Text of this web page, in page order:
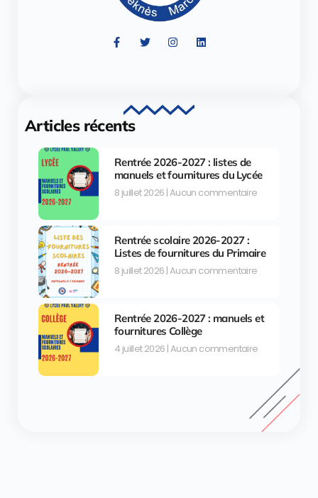
Articles récents
Rentrée 2026-2027 : listes de
manuels et fournitures du Lycée
8 juillet 2026 Aucun commentaire
Rentrée scolaire 2026-2027 :
Listes de fournitures du Primaire
8 juillet 2026 Aucun commentaire
Rentrée 2026-2027 : manuels et
fournitures Collège
4 juillet 2026 Aucun commentaire